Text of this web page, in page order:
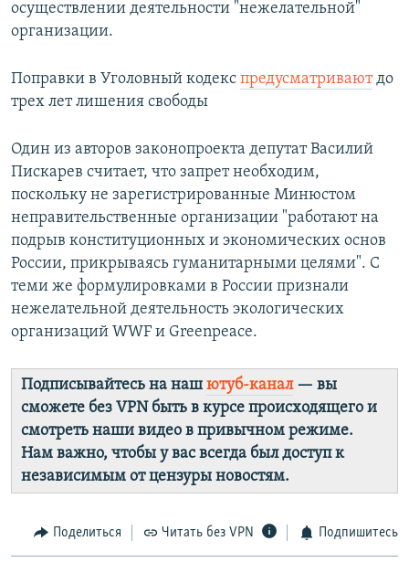
осуществлении деятельности "нежелательной"
организации.
Поправки в Уголовный кодекс предусматриваютдо
трех лет лишения свободы
Один из авторов законопроекта депутат Василий
Пискарев считает, что запрет необходим,
поскольку не зарегистрированные Минюстом
неправительственные организации "работают на
подрыв конституционных и экономических основ
России, прикрываясь гуманитарными целями". С
теми же формулировками в России признали
нежелательной деятельность экологических
организаций WWF и Greenpeace.
Подписывайтесь на наш ютуб-канал— вы
сможете без VPN быть в курсе происходящего и
смотреть наши видео в привычном режиме.
Нам важно, чтобы у вас всегда был доступ к
независимым от цензуры новостям.
Поделиться Читать без VPN Подпишитесь